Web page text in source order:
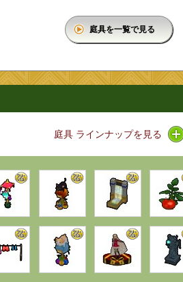
庭具を一覧で見る
庭具 ラインナップを見る